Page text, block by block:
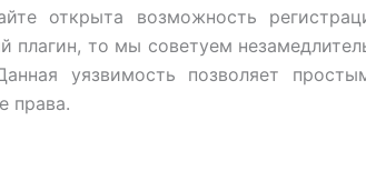
открыта возможность
плагин, то мы советуем
уязвимость позволяет
права.